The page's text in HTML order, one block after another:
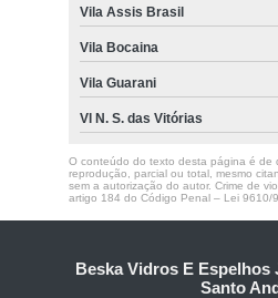
Vila Assis Brasil
Vila Bocaina
Vila Guarani
Vl N. S. das Vitórias
O conteúdo do texto desta página é de
reprodução, parcial ou total, mesmo
sem a autorização do autor. Crime de
artigo 184 do Código Penal – Lei 9610/
Beska Vidros E Espelhos
Santo